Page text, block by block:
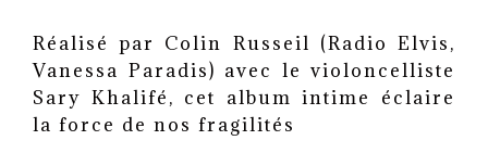
Réalisé par Colin Russeil (Radio Elvis,
Vanessa Paradis) avec le violoncelliste
Sary Khalifé, cet album intime éclaire
la force de nos fragilités